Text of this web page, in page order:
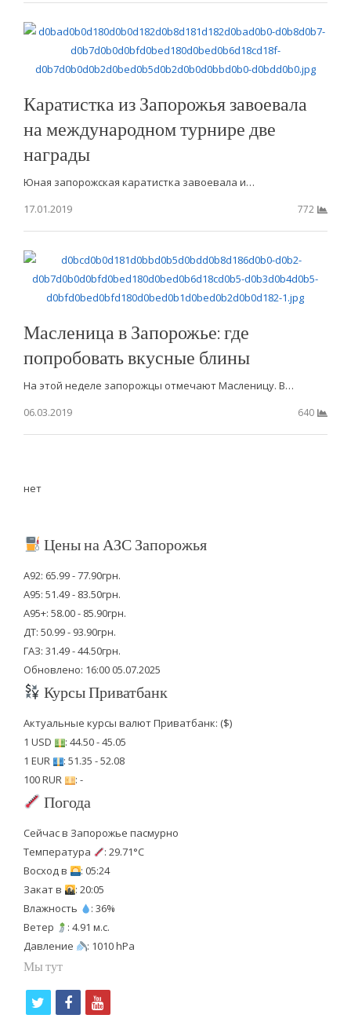
Каратистка из Запорожья завоевала
на международном турнире две
награды
Юная запорожская каратистка завоевала и…
17.01.2019
772
Масленица в Запорожье: где
попробовать вкусные блины
На этой неделе запорожцы отмечают Масленицу. В…
06.03.2019
640
нет
Цены на АЗС Запорожья
А92: 65.99 - 77.90грн.
А95: 51.49 - 83.50грн.
А95+: 58.00 - 85.90грн.
ДТ: 50.99 - 93.90грн.
ГАЗ: 31.49 - 44.50грн.
Обновлено: 16:00 05.07.2025
Курсы Приватбанк
Актуальные курсы валют Приватбанк: ($)
1 USD
: 44.50 - 45.05
1 EUR
: 51.35 - 52.08
100 RUR
: -
Погода
Сейчас в Запорожье пасмурно
Температура
: 29.71°C
Восход в
: 05:24
Закат в
: 20:05
Влажность
: 36%
Ветер
: 4.91 м.с.
Давление
: 1010 hPa
Мы тут
f
y